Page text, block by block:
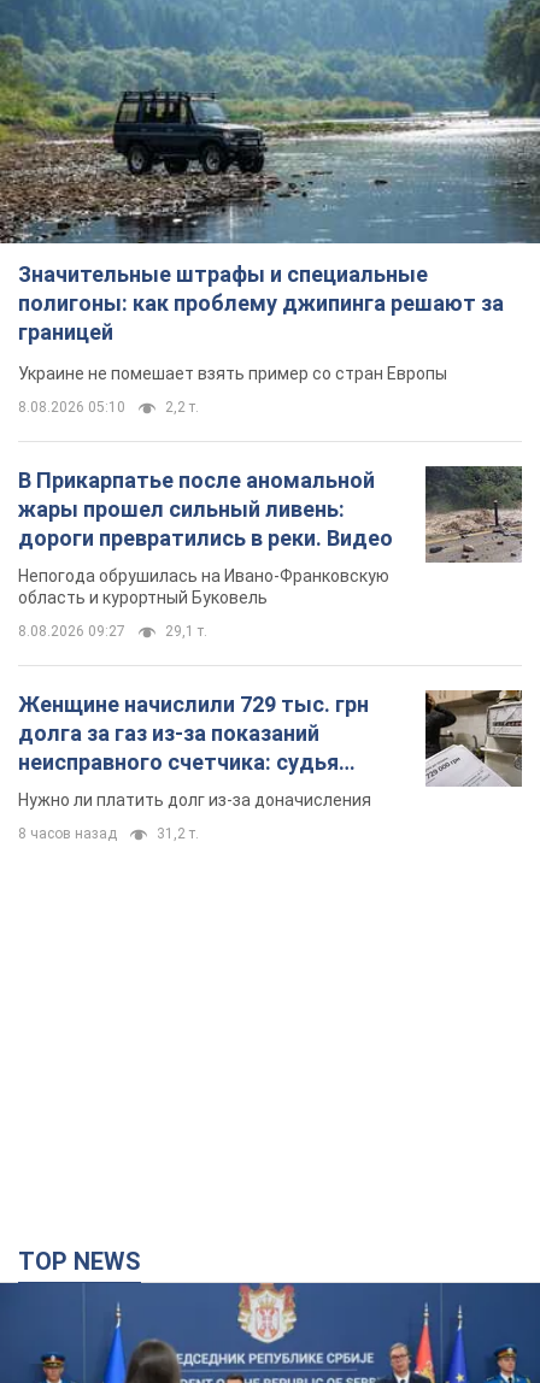
Значительные штрафы и специальные
полигоны: как проблему джипинга решают за
границей
Украине не помешает взять пример со стран Европы
8.08.2026 05:10 2,2 т.
В Прикарпатье после аномальной
жары прошел сильный ливень:
дороги превратились в реки. Видео
Непогода обрушилась на Ивано-Франковскую
область и курортный Буковель
8.08.2026 09:27 29,1 т.
Женщине начислили 729 тыс. грн
долга за газ из-за показаний
неисправного счетчика: судья
вынес неожиданное решение
Нужно ли платить долг из-за доначисления
8 часов назад 31,2 т.
TOP NEWS